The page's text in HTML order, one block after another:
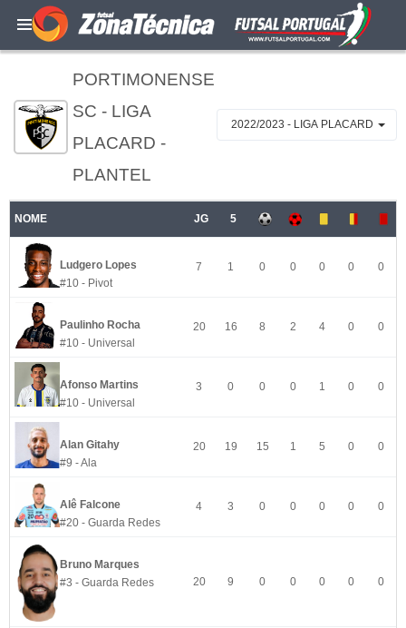
PORTIMONENSE
SC - LIGA
PLACARD -
PLANTEL
2022/2023 - LIGA PLACARD
NOME JG 5
Ludgero Lopes
#10 - Pivot
7 1 0 0 0 0 0
Paulinho Rocha
#10 - Universal
20 16 8 2 4 0 0
Afonso Martins
#10 - Universal
3 0 0 0 1 0 0
Alan Gitahy
#9 - Ala
20 19 15 1 5 0 0
Alê Falcone
#20 - Guarda Redes
4 3 0 0 0 0 0
Bruno Marques
#3 - Guarda Redes
20 9 0 0 0 0 0